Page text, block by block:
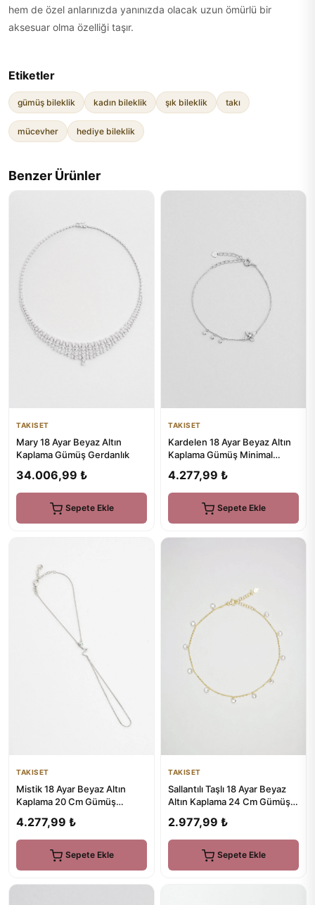
hem de özel anlarınızda yanınızda olacak uzun ömürlü bir
aksesuar olma özelliği taşır.
Etiketler
gümüş bileklik kadın bileklik şık bileklik takı
mücevher hediye bileklik
Benzer Ürünler
TAKISET
Mary 18 Ayar Beyaz Altın
Kaplama Gümüş Gerdanlık
34.006,99 ₺
Sepete Ekle
TAKISET
Kardelen 18 Ayar Beyaz Altın
Kaplama Gümüş Minimal
4.277,99 ₺
Sepete Ekle
TAKISET
Mistik 18 Ayar Beyaz Altın
Kaplama 20 Cm Gümüş
4.277,99 ₺
Sepete Ekle
TAKISET
Sallantılı Taşlı 18 Ayar Beyaz
Altın Kaplama 24 Cm Gümüş
2.977,99 ₺
Sepete Ekle